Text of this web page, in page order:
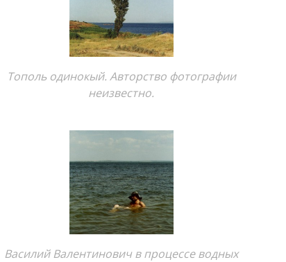
Тополь одинокый. Авторство фотографии
неизвестно.
Василий Валентинович в процессе водных